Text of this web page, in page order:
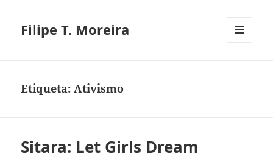
Filipe T. Moreira
Etiqueta:Ativismo
Sitara: Let Girls Dream